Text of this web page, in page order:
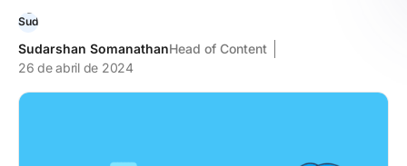
Sudarshan SomanathanHead of Content
26 de abril de 2024